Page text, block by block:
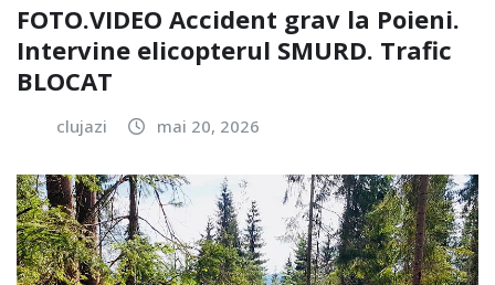
FOTO.VIDEO Accident grav la Poieni.
Intervine elicopterul SMURD. Trafic
BLOCAT
clujazi mai 20, 2026